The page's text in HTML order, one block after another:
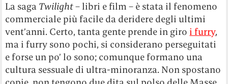
La saga Twilight– libri e film – è stata il fenomeno
commerciale più facile da deridere degli ultimi
vent’anni. Certo, tanta gente prende in giro i furry,
ma i furry sono pochi, si considerano perseguitati
e forse un po’ lo sono; comunque formano una
cultura sessuale di ultra-minoranza. Non spostano